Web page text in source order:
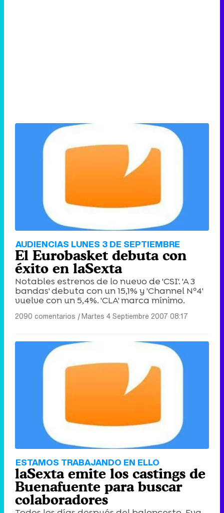
AUDIENCIAS LUNES 3 DE SEPTIEMBRE
El Eurobasket debuta con
éxito en laSexta
Notables estrenos de lo nuevo de 'CSI'. 'A 3
bandas' debuta con un 15,1% y 'Channel Nº4'
vuelve con un 5,4%. 'CLA' marca mínimo.
2090 comentarios |Martes 4 Septiembre 2007 08:17
ESTAMOS TRABAJANDO EN ELLO
laSexta emite los castings de
Buenafuente para buscar
colaboradores